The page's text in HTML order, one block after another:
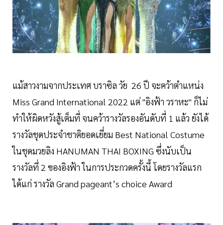
แม้สาวงามจากประเทศ บราซิล วัย 26 ปี จะคว้าตำแหน่ง
Miss Grand International 2022 แต่ "อิงฟ้า วราหะ" ก็ไม่
ทำให้ผิดหวังสู้เต็มที่ จนคว้ารางวัลรองอันดับที่ 1 แล้ว ยังได้
รางวัลชุดประจำชาติยอดเยี่ยม Best National Costume
ในชุดมวยลิง HANUMAN THAI BOXING ซึ่งนับเป็น
รางวัลที่ 2 ของอิงฟ้า ในการประกวดครั้งนี้ โดยรางวัลแรก
ได้แก่ รางวัล Grand pageant’s choice Award